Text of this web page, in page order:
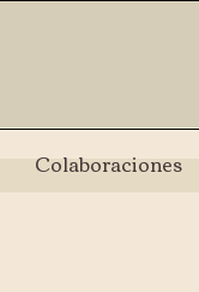
Colaboraciones